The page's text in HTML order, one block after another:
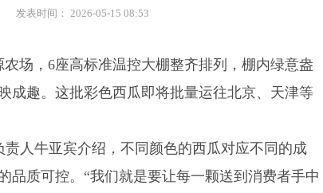
发表时间： 2026-05-15 08:53
场，6座高标准温控大棚整齐排列，棚内绿意盎
成趣。这批彩色西瓜即将批量运往北京、天津等
责人牛亚宾介绍，不同颜色的西瓜对应不同的成
品质可控。“我们就是要让每一颗送到消费者手中